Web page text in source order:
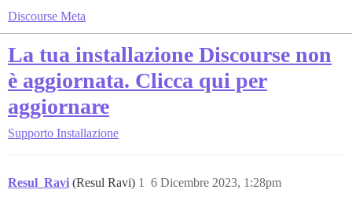
Discourse Meta
La tua installazione Discourse non
è aggiornata. Clicca qui per
aggiornare
Supporto Installazione
Resul_Ravi (Resul Ravi) 6 Dicembre 2023, 1:28pm
1